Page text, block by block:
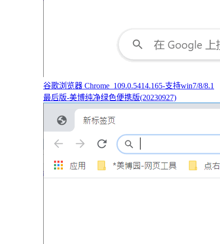
谷歌浏览器 Chrome_109.0.5414.165-支持win7/8/8.1
最后版-美博纯净绿色便携版(20230927)